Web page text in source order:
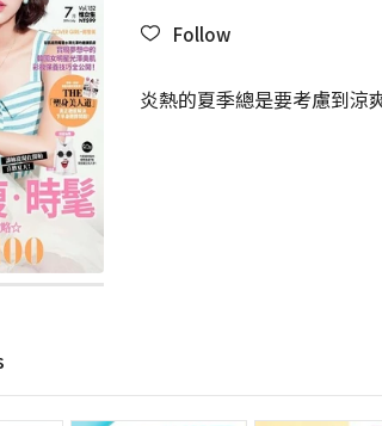
Follow
炎熱的夏季總是要考慮到涼